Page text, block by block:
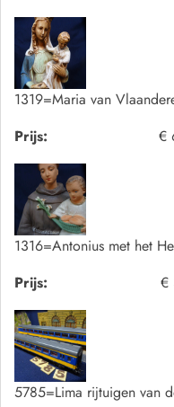
1319=Maria van
Prijs:
€
1316=Antonius met het
Prijs:
€
5785=Lima rijtuigen van